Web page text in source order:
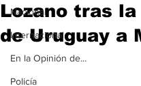
Nacional
Internacional
En la Opinión de...
Policía
Lozano tras la
de Uruguay a